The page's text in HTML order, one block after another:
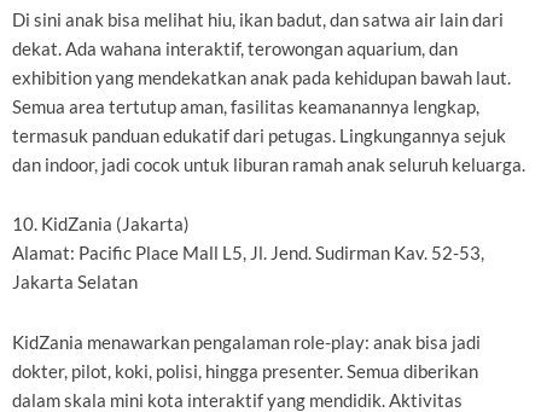
Di sini anak bisa melihat hiu, ikan badut, dan satwa air lain dari
dekat. Ada wahana interaktif, terowongan aquarium, dan
exhibition yang mendekatkan anak pada kehidupan bawah laut.
Semua area tertutup aman, fasilitas keamanannya lengkap,
termasuk panduan edukatif dari petugas. Lingkungannya sejuk
dan indoor, jadi cocok untuk liburan ramah anak seluruh keluarga.
10. KidZania (Jakarta)
Alamat: Pacific Place Mall L5, Jl. Jend. Sudirman Kav. 52-53,
Jakarta Selatan
KidZania menawarkan pengalaman role-play: anak bisa jadi
dokter, pilot, koki, polisi, hingga presenter. Semua diberikan
dalam skala mini kota interaktif yang mendidik. Aktivitas